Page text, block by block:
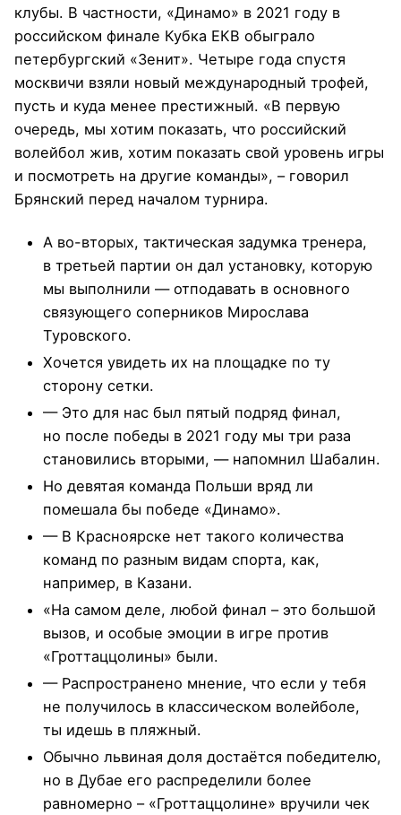
клубы. В частности, «Динамо» в 2021 году в
российском финале Кубка ЕКВ обыграло
петербургский «Зенит». Четыре года спустя
москвичи взяли новый международный трофей,
пусть и куда менее престижный. «В первую
очередь, мы хотим показать, что российский
волейбол жив, хотим показать свой уровень игры
и посмотреть на другие команды», – говорил
Брянский перед началом турнира.
А во-вторых, тактическая задумка тренера,
в третьей партии он дал установку, которую
мы выполнили — отподавать в основного
связующего соперников Мирослава
Туровского.
Хочется увидеть их на площадке по ту
сторону сетки.
— Это для нас был пятый подряд финал,
но после победы в 2021 году мы три раза
становились вторыми, — напомнил Шабалин.
Но девятая команда Польши вряд ли
помешала бы победе «Динамо».
— В Красноярске нет такого количества
команд по разным видам спорта, как,
например, в Казани.
«На самом деле, любой финал – это большой
вызов, и особые эмоции в игре против
«Гроттаццолины» были.
— Распространено мнение, что если у тебя
не получилось в классическом волейболе,
ты идешь в пляжный.
Обычно львиная доля достаётся победителю,
но в Дубае его распределили более
равномерно – «Гроттаццолине» вручили чек